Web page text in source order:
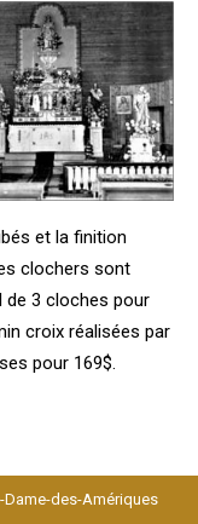
et la finition
clochers sont
de 3 cloches pour
croix réalisées par
pour 169$.
des-Amériques